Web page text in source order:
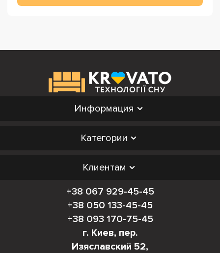
Информация
Категории
Клиентам
+38 067 929-45-45
+38 050 133-45-45
+38 093 170-75-45
г. Киев, пер.
Изяславский 52,